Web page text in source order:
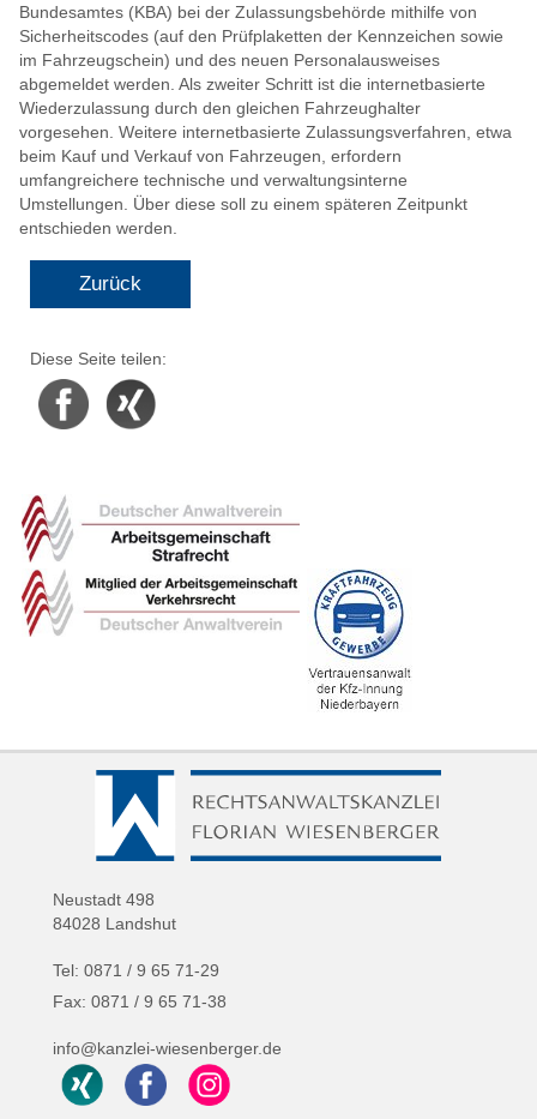
Bundesamtes (KBA) bei der Zulassungsbehörde mithilfe von
Sicherheitscodes (auf den Prüfplaketten der Kennzeichen sowie
im Fahrzeugschein) und des neuen Personalausweises
abgemeldet werden. Als zweiter Schritt ist die internetbasierte
Wiederzulassung durch den gleichen Fahrzeughalter
vorgesehen. Weitere internetbasierte Zulassungsverfahren, etwa
beim Kauf und Verkauf von Fahrzeugen, erfordern
umfangreichere technische und verwaltungsinterne
Umstellungen. Über diese soll zu einem späteren Zeitpunkt
entschieden werden.
Zurück
Diese Seite teilen:
Facebook Xing
Neustadt 498
84028 Landshut
Tel: 0871 / 9 65 71-29
Fax: 0871 / 9 65 71-38
info@kanzlei-wiesenberger.de